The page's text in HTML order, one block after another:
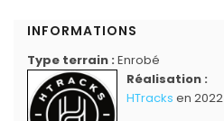
INFORMATIONS
Type terrain : Enrobé
Réalisation :
HTracks en 2022